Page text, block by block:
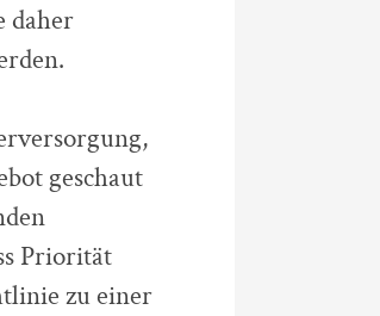
daher
geschaut
Priorität
zu einer